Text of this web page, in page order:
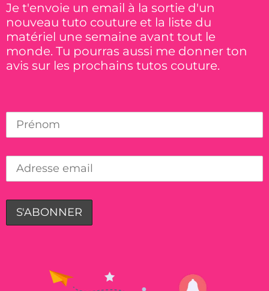
Je t'envoie un email à la sortie d'un
nouveau tuto couture et la liste du
matériel une semaine avant tout le
monde. Tu pourras aussi me donner ton
avis sur les prochains tutos couture.